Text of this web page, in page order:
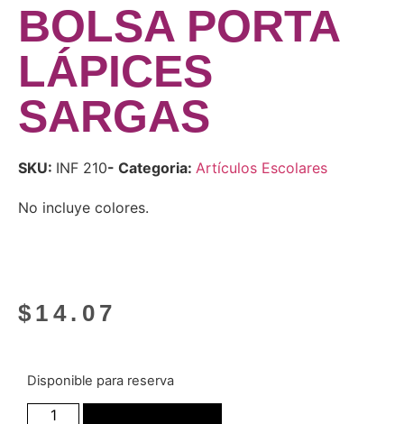
BOLSA PORTA
LÁPICES
SARGAS
SKU: INF 210- Categoria: Artículos Escolares
No incluye colores.
$ 14.07
Disponible para reserva